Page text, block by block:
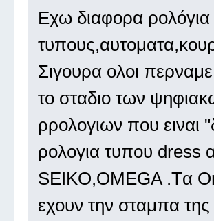
Εχω διαφορα
Σιγουρα ολοι
το σταδιο των
ρρολογιων που ειναι
ρολογια τυπου dress
SEIKO,OMEGA .Tα
εχουν την σταμπα